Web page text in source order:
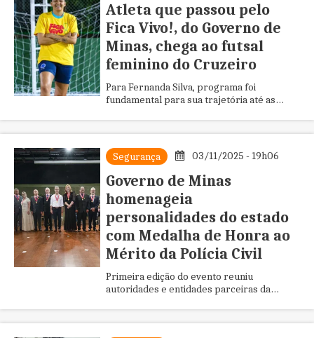
Atleta que passou pelo
Fica Vivo!, do Governo de
Minas, chega ao futsal
feminino do Cruzeiro
Para Fernanda Silva, programa foi
fundamental para sua trajetória até as
Segurança 03/11/2025 - 19h06
Governo de Minas
homenageia
personalidades do estado
com Medalha de Honra ao
Mérito da Polícia Civil
Primeira edição do evento reuniu
autoridades e entidades parceiras da